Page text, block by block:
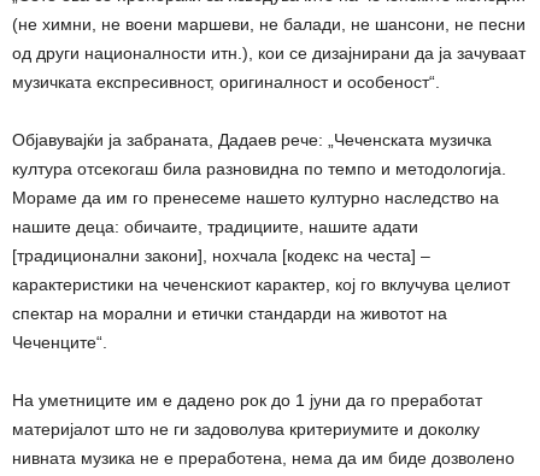
(не химни, не воени маршеви, не балади, не шансони, не песни
од други националности итн.), кои се дизајнирани да ја зачуваат
музичката експресивност, оригиналност и особеност“.
Објавувајќи ја забраната, Дадаев рече: „Чеченската музичка
култура отсекогаш била разновидна по темпо и методологија.
Мораме да им го пренесеме нашето културно наследство на
нашите деца: обичаите, традициите, нашите адати
[традиционални закони], нохчала [кодекс на честа] –
карактеристики на чеченскиот карактер, кој го вклучува целиот
спектар на морални и етички стандарди на животот на
Чеченците“.
На уметниците им е дадено рок до 1 јуни да го преработат
материјалот што не ги задоволува критериумите и доколку
нивната музика не е преработена, нема да им биде дозволено